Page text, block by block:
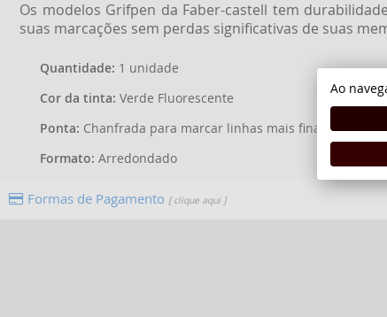
Os modelos Grifpen da Faber-castell tem
suas marcações sem perdas significativas de suas
Quantidade: 1 unidade
Cor da tinta: Verde Fluorescente
Ponta: Chanfrada para marcar linhas mais finas e mais
Formato: Arredondado
Formas de Pagamento [ clique aqui ]
Ao